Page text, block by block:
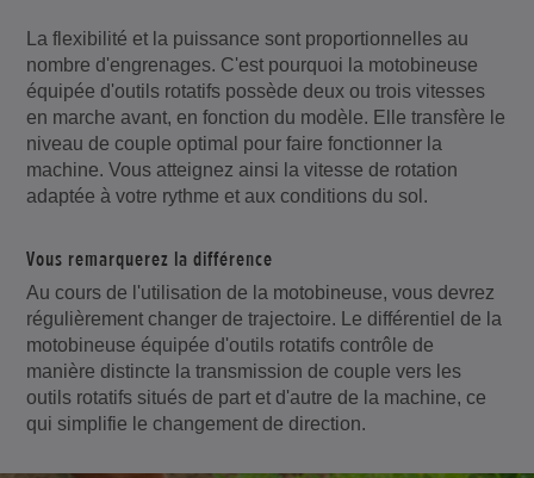
La flexibilité et la puissance sont proportionnelles au
nombre d'engrenages. C'est pourquoi la motobineuse
équipée d'outils rotatifs possède deux ou trois vitesses
en marche avant, en fonction du modèle. Elle transfère le
niveau de couple optimal pour faire fonctionner la
machine. Vous atteignez ainsi la vitesse de rotation
adaptée à votre rythme et aux conditions du sol.
Vous remarquerez la différence
Au cours de l'utilisation de la motobineuse, vous devrez
régulièrement changer de trajectoire. Le différentiel de la
motobineuse équipée d'outils rotatifs contrôle de
manière distincte la transmission de couple vers les
outils rotatifs situés de part et d'autre de la machine, ce
qui simplifie le changement de direction.